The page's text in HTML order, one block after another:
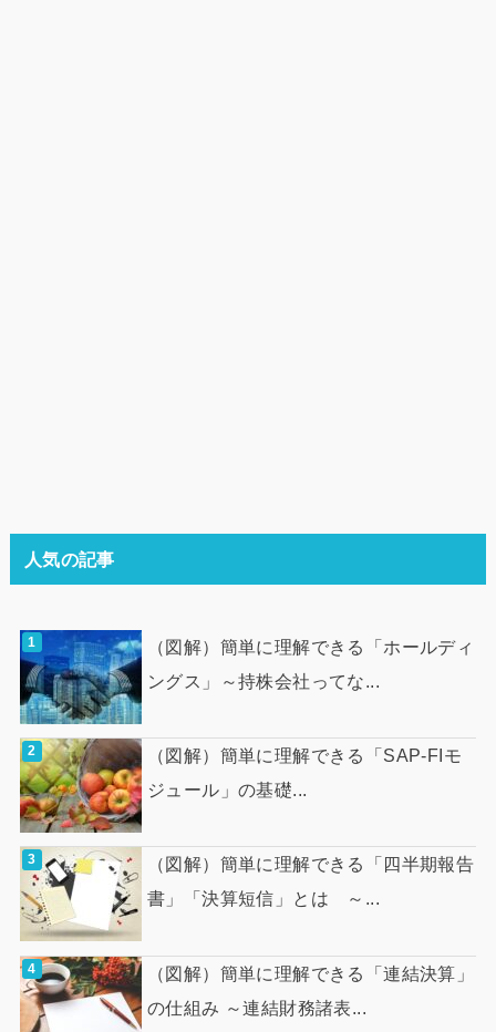
人気の記事
（図解）簡単に理解できる「ホールディ
ングス」～持株会社ってな...
（図解）簡単に理解できる「SAP-FIモ
ジュール」の基礎...
（図解）簡単に理解できる「四半期報告
書」「決算短信」とは ～...
（図解）簡単に理解できる「連結決算」
の仕組み ～連結財務諸表...